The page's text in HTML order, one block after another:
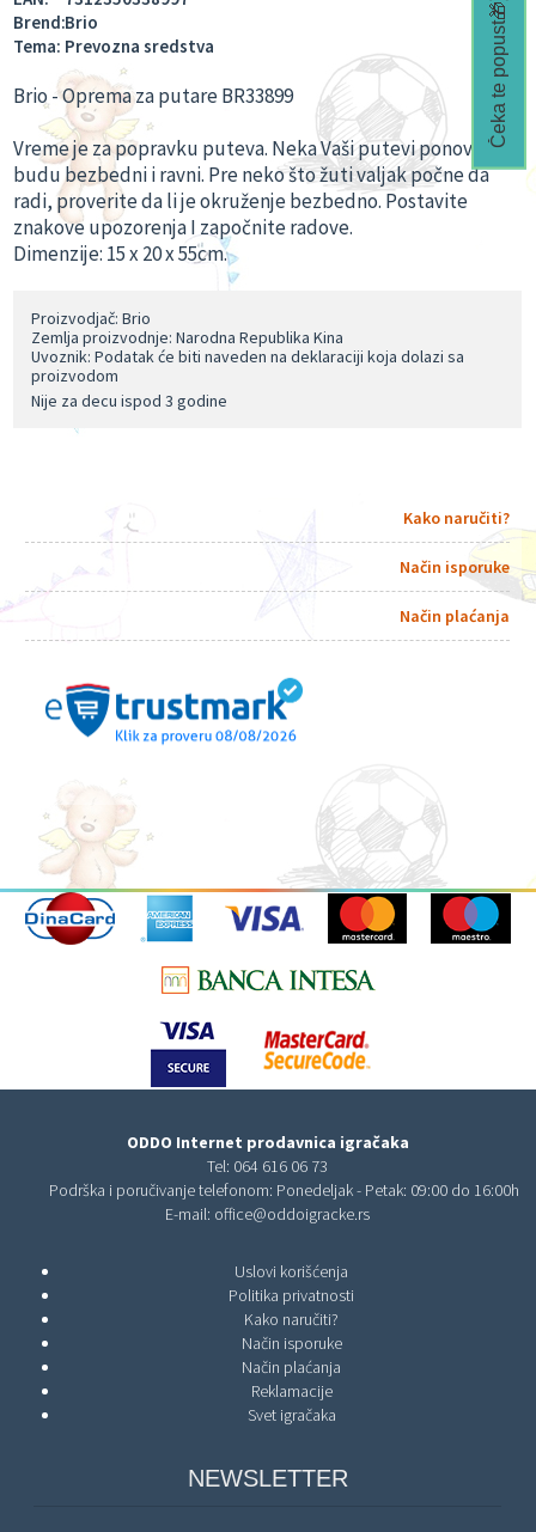
Brend:Brio
Tema: Prevozna sredstva
Brio - Oprema za putare BR33899
Vreme je za popravku puteva. Neka Vaši putevi ponovo
budu bezbedni i ravni. Pre neko što žuti valjak počne da
radi, proverite da li je okruženje bezbedno. Postavite
znakove upozorenja I započnite radove.
Dimenzije: 15 x 20 x55cm.
Proizvodjač: Brio
Zemlja proizvodnje: Narodna Republika Kina
Uvoznik: Podatak će biti naveden na deklaraciji koja dolazi sa
proizvodom
Nije za decu ispod 3 godine
Kako naručiti?
Način isporuke
Način plaćanja
ODDO Internet prodavnica igračaka
Tel: 064 616 06 73
Podrška i poručivanje telefonom: Ponedeljak - Petak: 09:00 do 16:00h
E-mail: office@oddoigracke.rs
Uslovi korišćenja
Politika privatnosti
Kako naručiti?
Način isporuke
Način plaćanja
Reklamacije
Svet igračaka
NEWSLETTER
Čeka te popust🎁